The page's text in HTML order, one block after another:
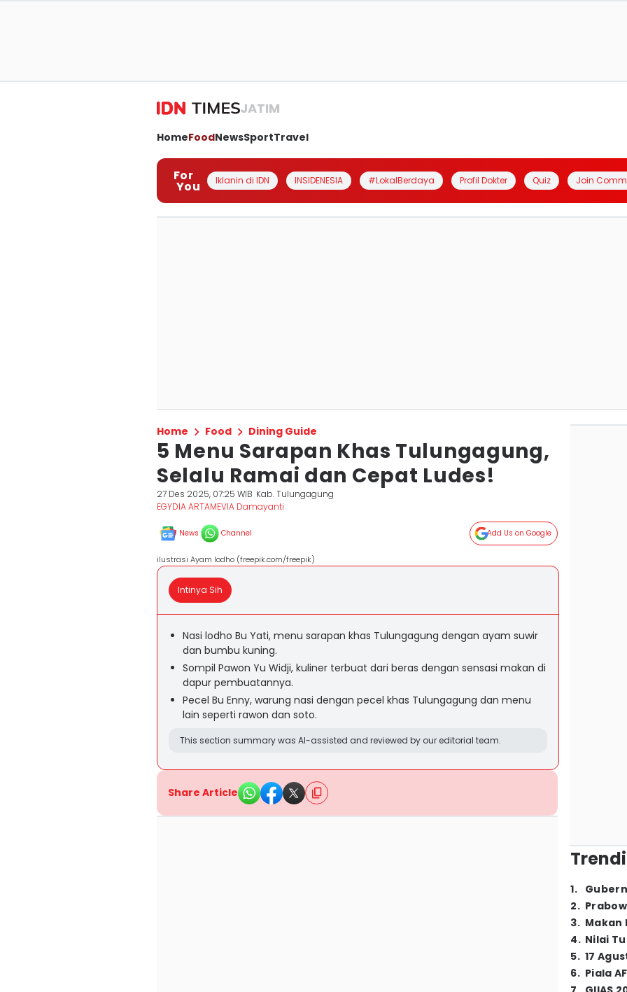
JATIM
HomeFoodNewsSportTravel
For
You Iklanin di IDN INSIDENESIA #LokalBerdaya Profil Dokter Quiz Join
Home Food Dining Guide
5 Menu Sarapan Khas Tulungagung,
Selalu Ramai dan Cepat Ludes!
27 Des 2025, 07:25 WIB Kab. Tulungagung
EGYDIA ARTAMEVIA Damayanti
News Channel Add Us on Google
ilustrasi Ayam lodho (freepik.com/freepik)
Intinya Sih
Nasi lodho Bu Yati, menu sarapan khas Tulungagung dengan ayam suwir
dan bumbu kuning.
Sompil Pawon Yu Widji, kuliner terbuat dari beras dengan sensasi makan di
dapur pembuatannya.
Pecel Bu Enny, warung nasi dengan pecel khas Tulungagung dan menu
lain seperti rawon dan soto.
This section summary was AI-assisted and reviewed by our editorial team.
Share Article
1.
2.
3. Makan
4. Nilai
5. 17
6. Piala